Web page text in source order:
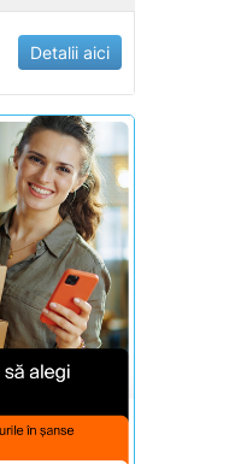
Detalii aici